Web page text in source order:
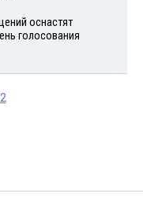
оснастят
голосования